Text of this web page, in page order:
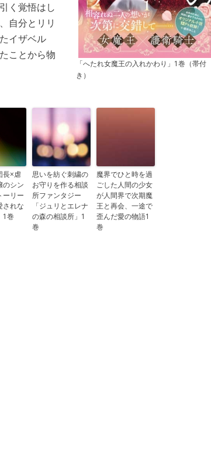
「へたれ女魔王の入れかわり」1巻（帯付
き）
く覚悟はし
自分とリリ
イザベル
ことから物
長×虐
のシン
ーリー
されな
1巻
思いを紡ぐ刺繍の
お守りを作る相談
所ファンタジー
「ジュリとエレナ
の森の相談所」1
巻
魔界でひと時を過
ごした人間の少女
が人間界で次期魔
王と再会、一途で
歪んだ愛の物語1
巻